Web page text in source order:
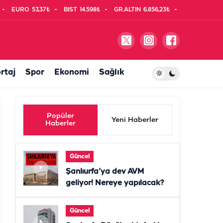
EURO 53,37₺ BIST 14.598₺ GR.ALTIN 6.856,23₺
Spor Ekonomi Sağlık
Popüler
Haberler
Yeni Haberler
Güncel
Şanlıurfa’ya dev AVM
geliyor! Nereye yapılacak?
Güncel